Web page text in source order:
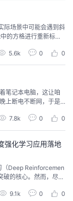
际场景中可能会遇到斜
的方格进行重新标
欢迎长按下图关注
众号【程序员小灰】
5.6k 0 0
笔记本电脑，这让咱
上断电不断网，于是
熬。虽经劝说有所好
又不想和新认识的同
7.8k 0 0
强化学习应用落地
（Deep Reinforcemen
的核心。然而，尽管
有在现实世界看到许
9.1k 0 0